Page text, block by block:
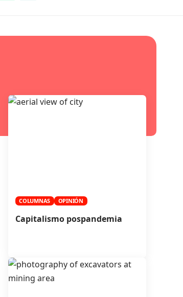
COLUMNAS OPINIÓN
Capitalismo pospandemia